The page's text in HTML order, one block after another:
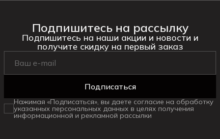
Подпишитесь на рассылку
Подпишитесь на наши акции и новости и
получите скидку на первый заказ
Подписаться
Нажимая «Подписаться», вы даете согласие на обработку
указанных персональных данных в целях получения
информационной и рекламной рассылки